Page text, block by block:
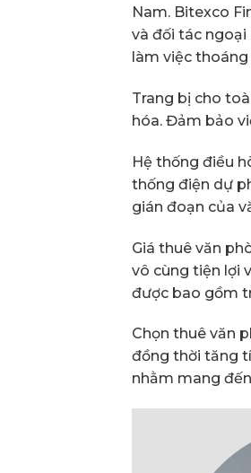
Nam. Bitexco
và đối tác
làm việc
Trang bị cho
hóa. Đảm bảo
Hệ thống điều
thống điện dự
gián đoạn của
Giá thuê văn
vô cùng tiện lợi
được bao gồm
Chọn thuê văn
đồng thời tăng
nhằm mang